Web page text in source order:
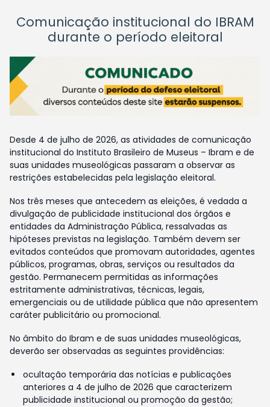
Comunicação institucional do IBRAM
durante o período eleitoral
Desde 4 de julho de 2026, as atividades de comunicação
institucional do Instituto Brasileiro de Museus – Ibram e de
suas unidades museológicas passaram a observar as
restrições estabelecidas pela legislação eleitoral.
Nos três meses que antecedem as eleições, é vedada a
divulgação de publicidade institucional dos órgãos e
entidades da Administração Pública, ressalvadas as
hipóteses previstas na legislação. Também devem ser
evitados conteúdos que promovam autoridades, agentes
públicos, programas, obras, serviços ou resultados da
gestão. Permanecem permitidas as informações
estritamente administrativas, técnicas, legais,
emergenciais ou de utilidade pública que não apresentem
caráter publicitário ou promocional.
No âmbito do Ibram e de suas unidades museológicas,
deverão ser observadas as seguintes providências:
ocultação temporária das notícias e publicações
anteriores a 4 de julho de 2026 que caracterizem
publicidade institucional ou promoção da gestão;